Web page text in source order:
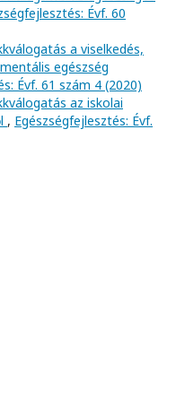
Évf. 60
a viselkedés,
egészség
Évf. 61 szám 4 (2020)
az iskolai
, Egészségfejlesztés: Évf.